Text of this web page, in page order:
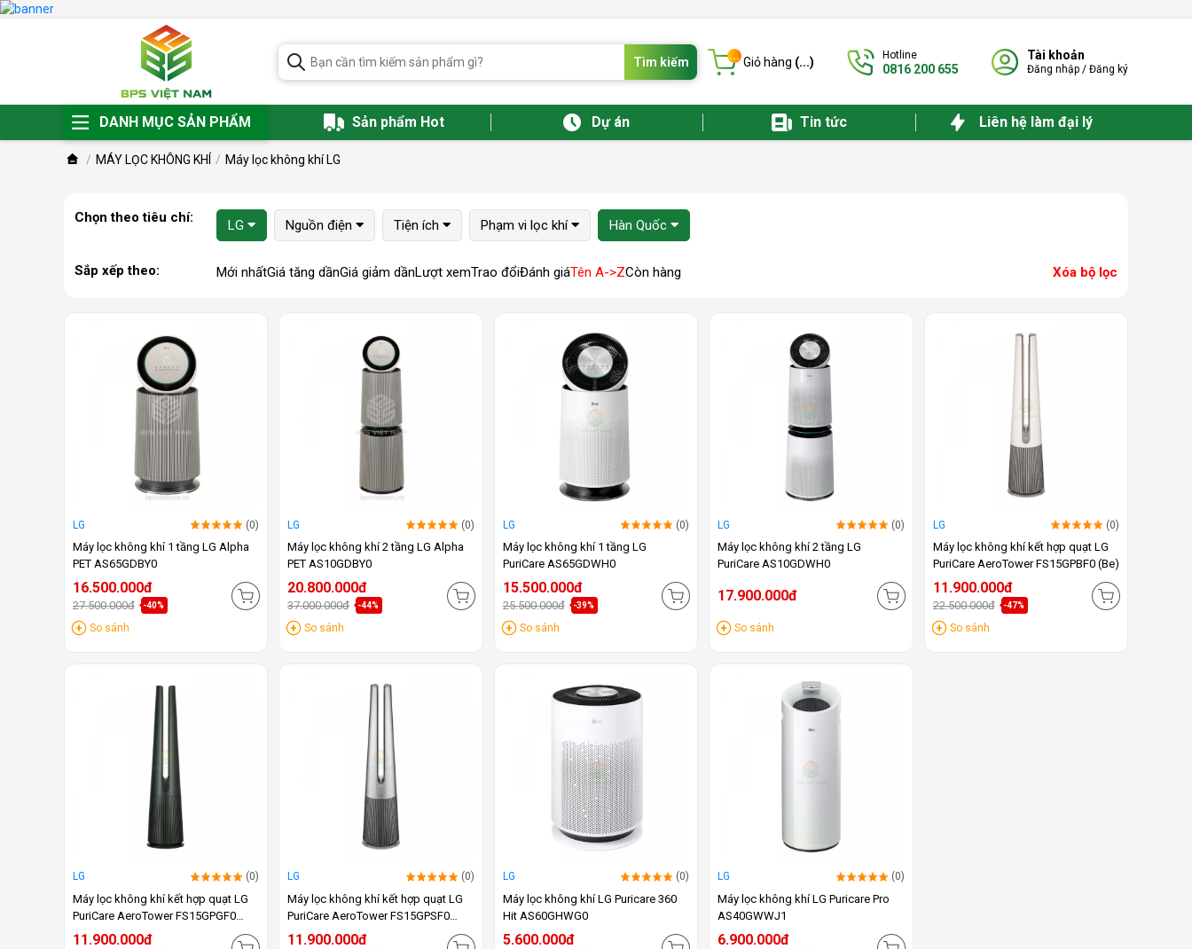
Tìm kiếm ... Giỏ hàng (...) Hotline
0816 200 655
Tài khoản
Đăng nhập / Đăng ký
DANH MỤC SẢN PHẨM Sản phẩm Hot Dự án Tin tức Liên hệ làm đại lý
MÁY LỌC KHÔNG KHÍ Máy lọc không khí LG
Chọn theo tiêu chí: LG Nguồn điện Tiện ích Phạm vi lọc khí Hàn Quốc
Sắp xếp theo: Mới nhấtGiá tăng dầnGiá giảm dầnLượt xemTrao đổiĐánh giáTên A->ZCòn hàng Xóa bộ lọc
LG (0)
Máy lọc không khí 1 tầng LG Alpha
PET AS65GDBY0
16.500.000đ
27.500.000đ -40%
So sánh
LG (0)
Máy lọc không khí 2 tầng LG Alpha
PET AS10GDBY0
20.800.000đ
37.000.000đ -44%
So sánh
LG (0)
Máy lọc không khí 1 tầng LG
PuriCare AS65GDWH0
15.500.000đ
25.500.000đ -39%
So sánh
LG (0)
Máy lọc không khí 2 tầng LG
PuriCare AS10GDWH0
17.900.000đ
So sánh
LG (0)
Máy lọc không khí kết hợp quạt LG
PuriCare AeroTower FS15GPBF0 (Be)
11.900.000đ
22.500.000đ -47%
So sánh
LG (0)
Máy lọc không khí kết hợp quạt LG
PuriCare AeroTower FS15GPGF0
(Xanh)
11.900.000đ
LG (0)
Máy lọc không khí kết hợp quạt LG
PuriCare AeroTower FS15GPSF0
(Bạc)
11.900.000đ
LG (0)
Máy lọc không khí LG Puricare 360
Hit AS60GHWG0
5.600.000đ
LG (0)
Máy lọc không khí LG Puricare Pro
AS40GWWJ1
6.900.000đ